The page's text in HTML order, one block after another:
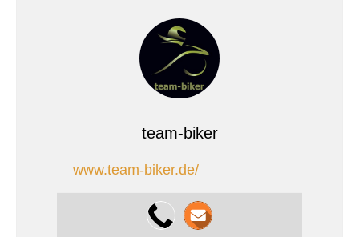
team-biker
www.team-biker.de/